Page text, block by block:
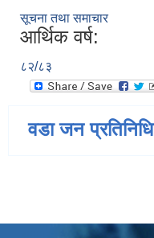
सूचना तथा समाचार
आर्थिक वर्ष:
८२/८३
वडा जन प्रतिनिधि